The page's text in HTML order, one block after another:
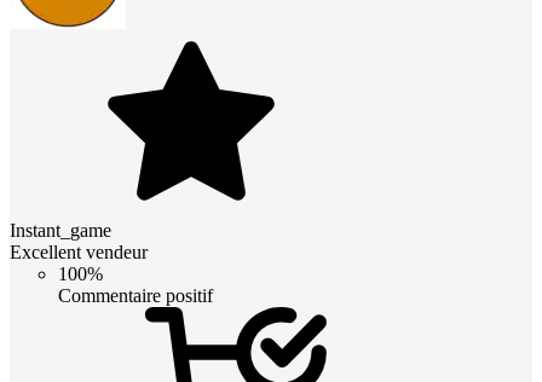
Instant_game
Excellent vendeur
100%
Commentaire positif